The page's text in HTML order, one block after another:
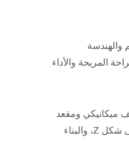
والهندسة
المريحة والأداء
ميكانيكي ومقعد
ورشة، مما يمنح الفنيين المرونة للعمل في أوضاع متعددة دون الحاجة إلى أداتين منفصلتين.إن هيكله القابل للطي على شكل Z، والبناء